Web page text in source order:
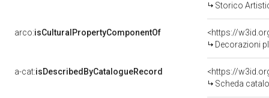
Storico
arco:isCulturalPropertyComponentOf
<https://
Decorazioni plastiche - Stucchi
a-cat:isDescribedByCatalogueRecord
<https://
Scheda